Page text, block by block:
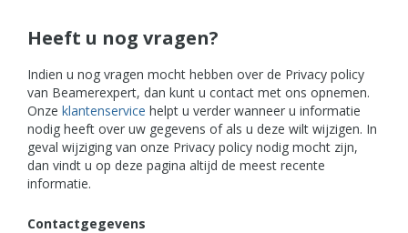
Heeft u nog vragen?
Indien u nog vragen mocht hebben over de Privacy policy
van Beamerexpert, dan kunt u contact met ons opnemen.
Onze klantenservice helpt u verder wanneer u informatie
nodig heeft over uw gegevens of als u deze wilt wijzigen. In
geval wijziging van onze Privacy policy nodig mocht zijn,
dan vindt u op deze pagina altijd de meest recente
informatie.
Contactgegevens